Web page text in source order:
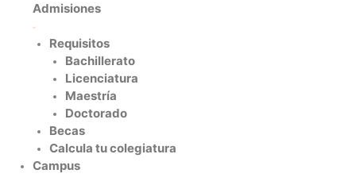
Admisiones
Requisitos
Bachillerato
Licenciatura
Maestría
Doctorado
Becas
Calcula tu colegiatura
Campus